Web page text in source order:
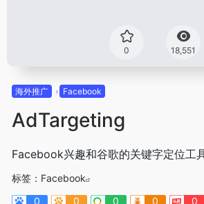
0 18,551
海外推广 Facebook
AdTargeting
Facebook兴趣和谷歌的关键字定位工具
标签： Facebook
0
0 0 0 0